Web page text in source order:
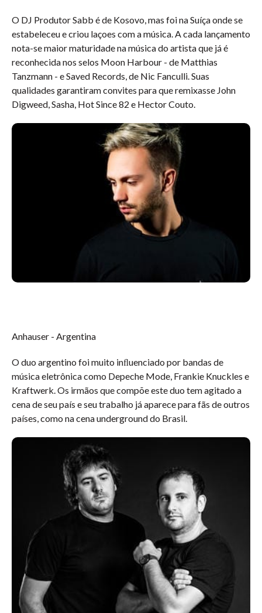
O DJ Produtor Sabb é de Kosovo, mas foi na Suíça onde se
estabeleceu e criou laçoes com a música. A cada lançamento
nota-se maior maturidade na música do artista que já é
reconhecida nos selos Moon Harbour - de Matthias
Tanzmann - e Saved Records, de Nic Fanculli. Suas
qualidades garantiram convites para que remixasse John
Digweed, Sasha, Hot Since 82 e Hector Couto.
Anhauser - Argentina
O duo argentino foi muito inﬂuenciado por bandas de
música eletrônica como Depeche Mode, Frankie Knuckles e
Kraftwerk. Os irmãos que compõe este duo tem agitado a
cena de seu país e seu trabalho já aparece para fãs de outros
países, como na cena underground do Brasil.